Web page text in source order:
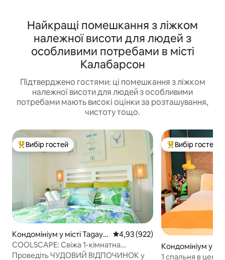
Найкращі помешкання з ліжком
належної висоти для людей з
особливими потребами в місті
Калабарсон
Підтверджено гостями: ці помешкання з ліжком
належної висоти для людей з особливими
потребами мають високі оцінки за розташування,
чистоту тощо.
Топ вибір гостей
Вибір гостей
Кондомініум у місті Tagayt
ay
Середня оцінка: 4,93 з 5,
4,93 (922)
COOLSCAPE: Свіжа 1-кімнатна
квартира + Netflix та WI-FI
Проведіть ЧУДОВИЙ ВІДПОЧИНОК у
Топ вибір гостей
Вибір гостей
Кондомініум у
1 спальня в